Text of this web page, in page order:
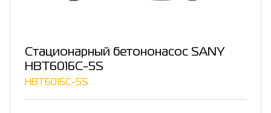
Стационарный бетононасос SANY
HBT6016C-5S
HBT6016C-5S